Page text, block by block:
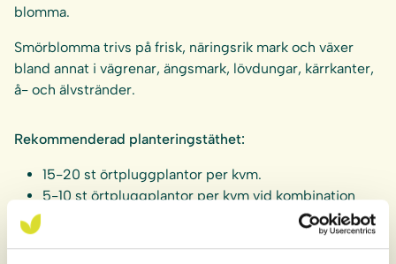
blomma.
Smörblomma trivs på frisk, näringsrik mark och växer
bland annat i vägrenar, ängsmark, lövdungar, kärrkanter,
å- och älvstränder.
Rekommenderad planteringstäthet:
15-20 st örtpluggplantor per kvm.
5-10 st örtpluggplantor per kvm vid kombination
Örtpluggplantorna levereras i hela brätten om 40 st.